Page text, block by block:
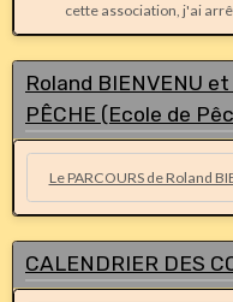
cette association, j'ai
Roland BIENVENU
PÊCHE (Ecole de
Le PARCOURS de Roland
CALENDRIER DES